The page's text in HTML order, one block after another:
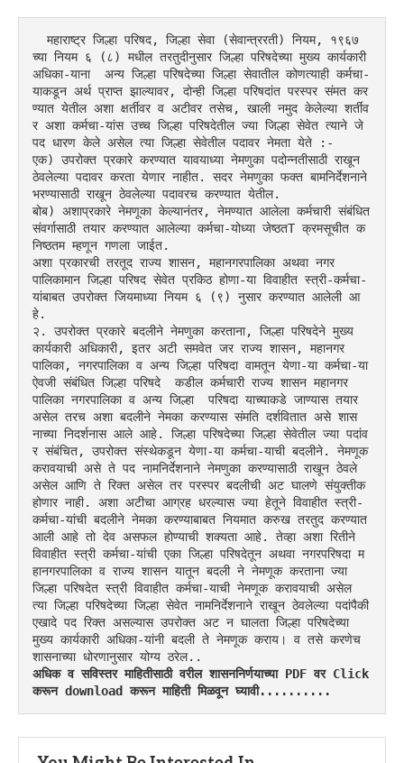
च्या नियम ६ (८) मधील तरतुदीनुसार जिल्हा परिषदेच्या मुख्य कार्यकारी
अधिका-याना  अन्य जिल्हा परिषदेच्या जिल्हा सेवातील कोणत्याही कर्मचा-
याकडून अर्थ प्राप्त झाल्यावर, दोन्ही जिल्हा परिषदांत परस्पर संमत कर
ण्यात येतील अशा क्षर्तीवर व अटीवर तसेच, खाली नमुद केलेल्या शर्तीव
र अशा कर्मचा-यांस उच्च जिल्हा परिषदेतील ज्या जिल्हा सेवेत त्याने जे
पद धारण केले असेल त्या जिल्हा सेवेतील पदावर नेमता येते :-
एक) उपरोक्त प्रकारे करण्यात यावयाध्या नेमणुका पदोन्नतीसाठी राखून
ठेवलेल्या पदावर करता येणार नाहीत. सदर नेमणुका फक्त बामनिर्देशनाने
भरण्यासाठी राखून ठेवलेल्या पदावरच करण्यात येतील.
बोब) अशाप्रकारे नेमणूका केल्यानंतर, नेमण्यात आलेला कर्मचारी संबंधित
संवर्गासाठी तयार करण्यात आलेल्या कर्मचा-योध्या जेष्ठतT क्रमसूचीत क
निष्ठतम म्हणून गणला जाईत.
अशा प्रकारची तरतूद राज्य शासन, महानगरपालिका अथवा नगर
पालिकामान जिल्हा परिषद सेवेत प्रकिठ होणा-या विवाहीत स्त्री-कर्मचा-
यांबाबत उपरोक्त जियमाध्या नियम ६ (९) नुसार करण्यात आलेली आ
हे.
२. उपरोक्त प्रकारे बदलीने नेमणुका करताना, जिल्हा परिषदेने मुख्य
कार्यकारी अधिकारी, इतर अटी समवेत जर राज्य शासन, महानगर
पालिका, नगरपालिका व अन्य जिल्हा परिषदा वामतून येणा-या कर्मचा-या
ऐवजी संबंधित जिल्हा परिषदे  कडील कर्मचारी राज्य शासन महानगर
पालिका नगरपालिका व अन्य जिल्हा  परिषदा याच्याकडे जाण्यास तयार
असेल तरच अशा बदलीने नेमका करण्यास संमति दर्शवितात असे शास
नाच्या निदर्शनास आले आहे. जिल्हा परिषदेच्या जिल्हा सेवेतील ज्या पदांव
र संबंचित, उपरोक्त संस्थेकडून येणा-या कर्मचा-याची बदलीने. नेमणूक
करावयाची असे ते पद नामनिर्देशनाने नेमणुका करण्यासाठी राखून ठेवले
असेल आणि ते रिक्त असेल तर परस्पर बदलीची अट घालणे संयुक्तीक
होणार नाही. अशा अटीचा आग्रह धरल्यास ज्या हेतूने विवाहीत स्त्री-
कर्मचा-यांची बदलीने नेमका करण्याबाबत नियमात करुख तरतुद करण्यात
आली आहे तो देव असफल होण्याची शक्यता आहे. तेव्हा अशा रितीने
विवाहीत स्त्री कर्मचा-यांची एका जिल्हा परिषदेतून अथवा नगरपरिषदा म
हानगरपालिका व राज्य शासन यातून बदली ने नेमणूक करताना ज्या
जिल्हा परिषदेत स्त्री विवाहीत कर्मचा-याची नेमणूक करावयाची असेल
त्या जिल्हा परिषदेच्या जिल्हा सेवेत नामनिर्देशनाने राखून ठेवलेल्या पदांपैकी
एखादे पद रिक्त असल्यास उपरोक्त अट न घालता जिल्हा परिषदेच्या
मुख्य कार्यकारी अधिका-यांनी बदली ते नेमणूक कराय। व तसे करणेच
शासनाच्या धोरणानुसार योग्य ठरेल..
अधिक व सविस्तर माहितीसाठी वरील शासननिर्णयाच्या PDF वर Click
करून download करून माहिती मिळवून घ्यावी..........